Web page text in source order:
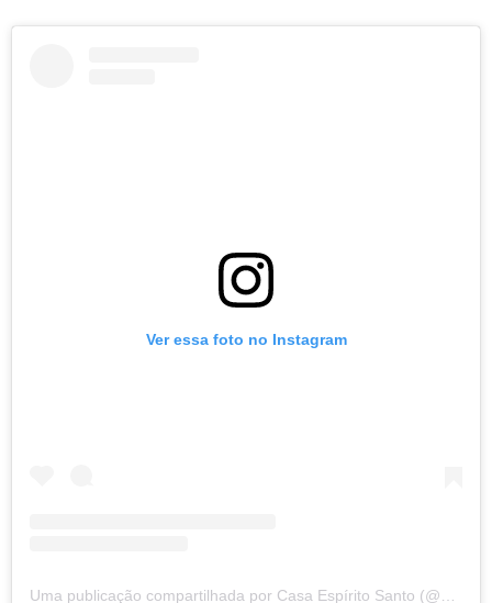
Ver essa foto no Instagram